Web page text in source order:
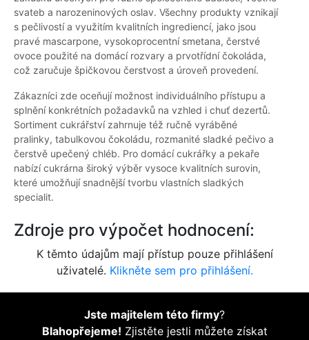
svateb a narozeninových oslav. Všechny produkty vznikají
s pečlivostí a využitím kvalitních ingrediencí, jako jsou
pravé mascarpone, vysokoprocentní smetana, čerstvé
ovoce použité na domácí rozvary a prvotřídní čokoláda,
což zaručuje špičkovou čerstvost a úroveň provedení.
Zákazníci zde oceňují možnost individuálního přístupu a
splnění konkrétních požadavků na vzhled i chuť dezertů.
Sortiment cukrářství zahrnuje též ručně vyráběné
pralinky, tabulkovou čokoládu, rozmanité sladké pečivo a
čerstvě upečený chléb. Pro domácí cukrářky a pekaře
nabízí cukrárna široký výběr vysoce kvalitních surovin,
které umožňují snadnější tvorbu vlastních sladkých
specialit.
Zdroje pro výpočet hodnocení:
K těmto údajům mají přístup pouze přihlášení
uživatelé. Klikněte sem pro přihlášení.
Jste majitelem této firmy?
Blahopřejeme! Zjistěte jestli můžete získat